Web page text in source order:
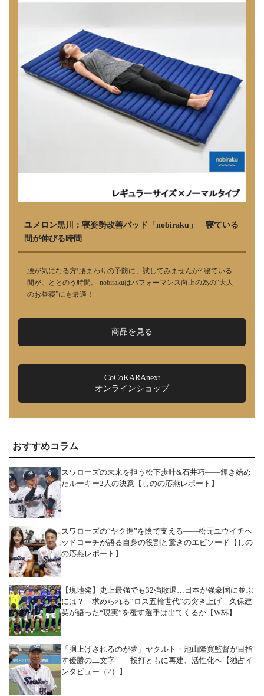
ユメロン黒川：寝姿勢改善パッド「nobiraku」 寝ている
間が伸びる時間
腰が気になる方!腰まわりの予防に、試してみませんか? 寝ている
間が、ととのう時間。 nobirakuはパフォーマンス向上の為の“大人
のお昼寝”にも最適！
商品を見る
CoCoKARAnext
オンラインショップ
おすすめコラム
スワローズの未来を担う松下歩叶&石井巧――輝き始め
たルーキー2人の決意【しのの応燕レポート】
スワローズの“ヤク進”を陰で支える――松元ユウイチヘ
ッドコーチが語る自身の役割と驚きのエピソード【しの
の応燕レポート】
【現地発】史上最強でも32強敗退…日本が強豪国に並ぶ
には？ 求められる“ロス五輪世代”の突き上げ 久保建
英が語った“現実”を覆す選手は出てくるか【W杯】
「胴上げされるのが夢」ヤクルト・池山隆寛監督が目指
す優勝の二文字――投打ともに再建、活性化へ【独占イ
ンタビュー（2）】